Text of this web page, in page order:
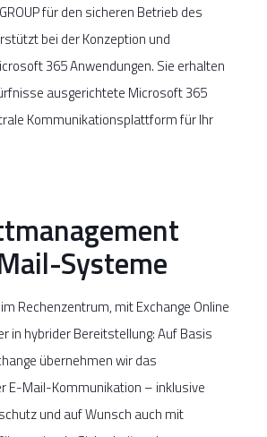
für den sicheren Betrieb des
bei der Konzeption und
365 Anwendungen. Sie erhalten
ausgerichtete Microsoft 365
Kommunikationsplattform für Ihr
Systeme
Rechenzentrum, mit Exchange Online
in hybrider Bereitstellung: Auf Basis
übernehmen wir das
E-Mail-Kommunikation – inklusive
und auf Wunsch auch mit